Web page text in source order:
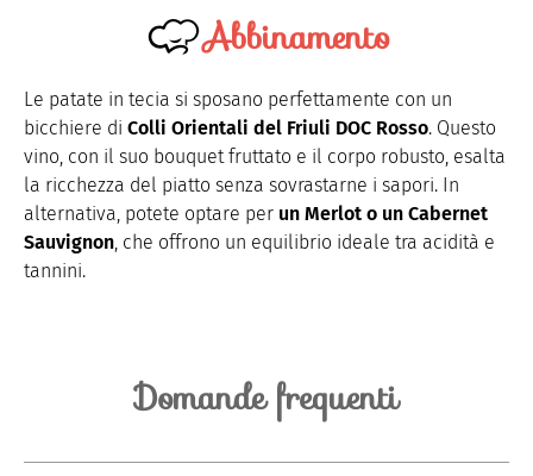
Abbinamento
Le patate in tecia si sposano perfettamente con un
bicchiere di Colli Orientali del Friuli DOC Rosso. Questo
vino, con il suo bouquet fruttato e il corpo robusto, esalta
la ricchezza del piatto senza sovrastarne i sapori. In
alternativa, potete optare per un Merlot o un Cabernet
Sauvignon, che offrono un equilibrio ideale tra acidità e
tannini.
Domande frequenti